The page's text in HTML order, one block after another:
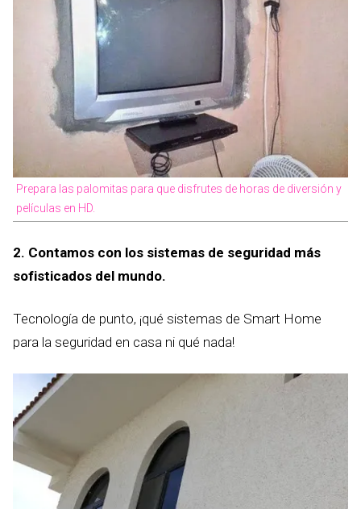
Prepara las palomitas para que disfrutes de horas de diversión y
películas en HD.
2. Contamos con los sistemas de seguridad más
sofisticados del mundo.
Tecnología de punto, ¡qué sistemas de Smart Home
para la seguridad en casa ni qué nada!